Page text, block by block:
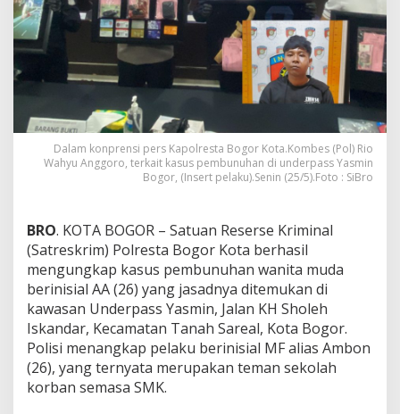
Dalam konprensi pers Kapolresta Bogor Kota.Kombes (Pol) Rio
Wahyu Anggoro, terkait kasus pembunuhan di underpass Yasmin
Bogor, (Insert pelaku).Senin (25/5).Foto : SiBro
BRO. KOTA BOGOR – Satuan Reserse Kriminal
(Satreskrim) Polresta Bogor Kota berhasil
mengungkap kasus pembunuhan wanita muda
berinisial AA (26) yang jasadnya ditemukan di
kawasan Underpass Yasmin, Jalan KH Sholeh
Iskandar, Kecamatan Tanah Sareal, Kota Bogor.
Polisi menangkap pelaku berinisial MF alias Ambon
(26), yang ternyata merupakan teman sekolah
korban semasa SMK.